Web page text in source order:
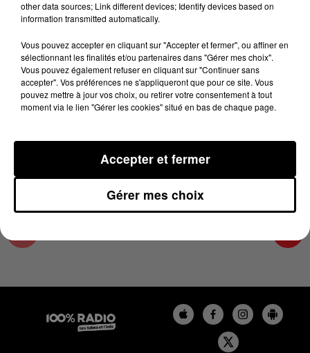
100% Radio l'agenda du sud Tarn
31 mai 2025 - 1 min 14 sec
L'AGENDA DU SUD TARN DU 31/05/2025 À
06H45
L'AGENDA DU SUD TARN
other data sources; Link different devices; Identify devices based on
information transmitted automatically.
Vous pouvez accepter en cliquant sur "Accepter et fermer", ou affiner en
sélectionnant les finalités et/ou partenaires dans "Gérer mes choix".
Vous pouvez également refuser en cliquant sur "Continuer sans
accepter". Vos préférences ne s'appliqueront que pour ce site. Vous
pouvez mettre à jour vos choix, ou retirer votre consentement à tout
moment via le lien "Gérer les cookies" situé en bas de chaque page.
Gérer mes choix
Accepter et fermer